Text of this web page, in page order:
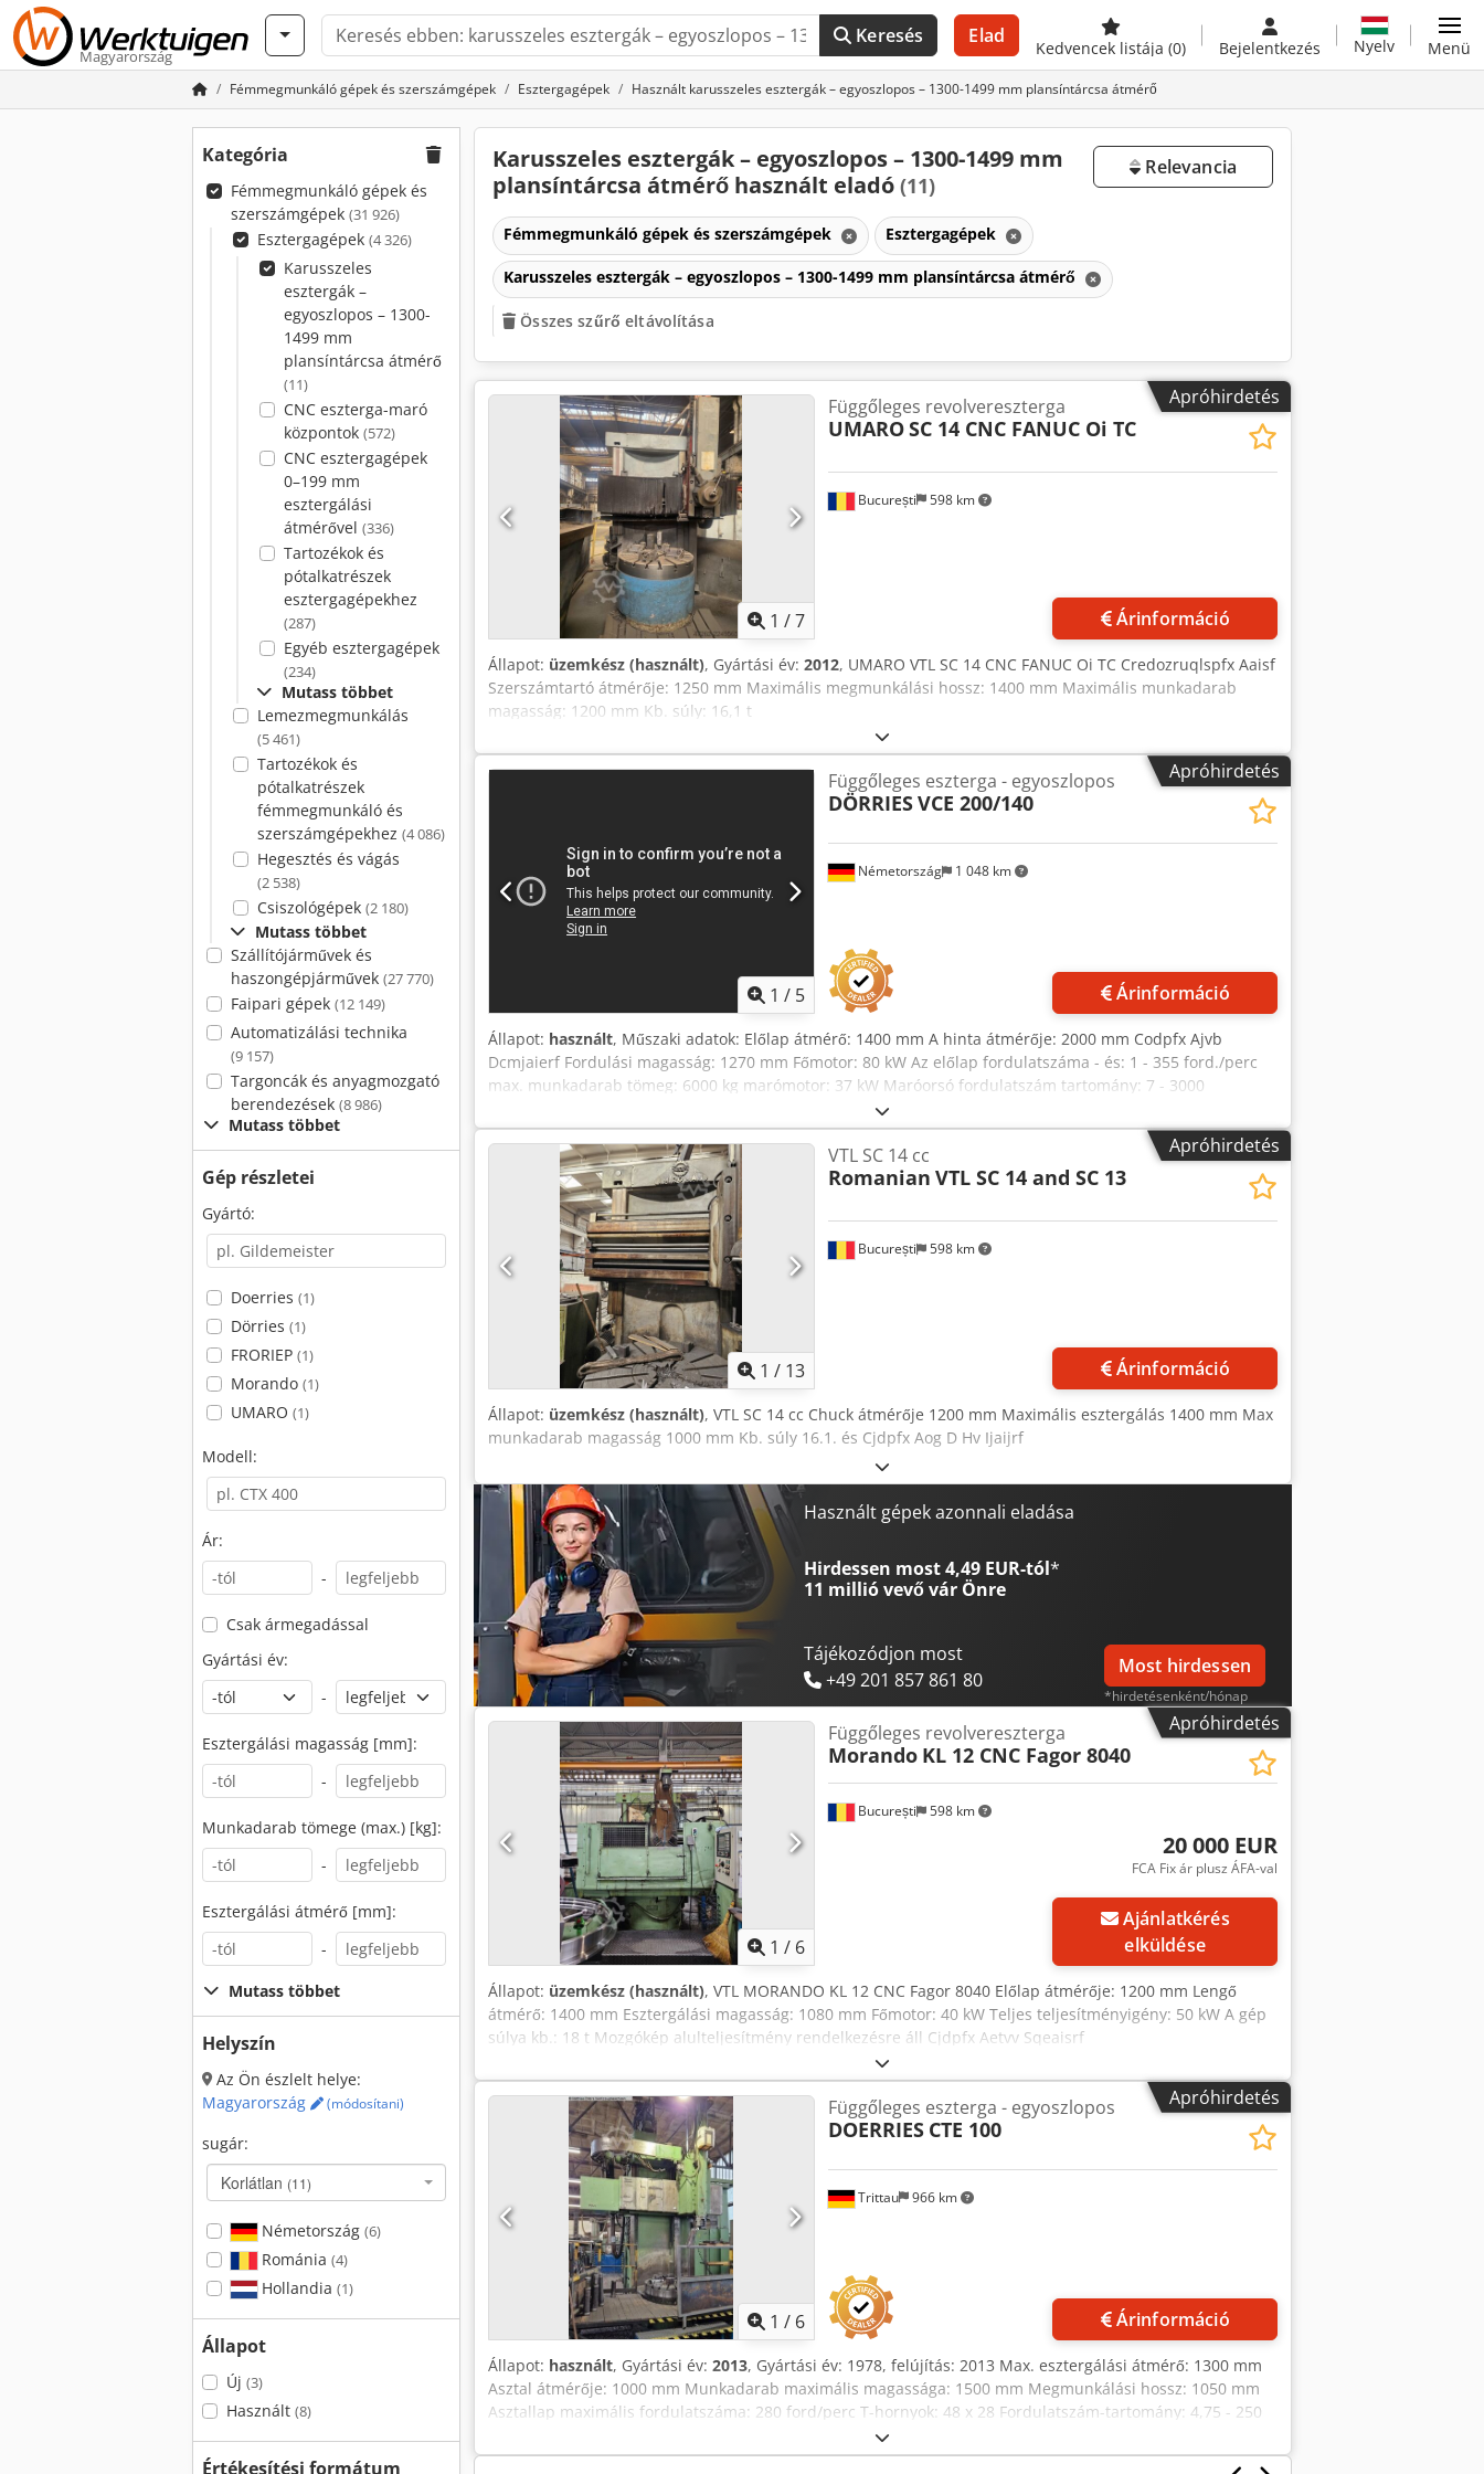
Magyarország
Keresés Elad
Kedvencek listája (0) Bejelentkezés Nyelv Menü
Fémmegmunkáló gépek és szerszámgépek Esztergagépek Használt karusszeles esztergák – egyoszlopos – 1300-1499 mm plansíntárcsa átmérő
Kategória
Fémmegmunkáló gépek és
szerszámgépek (31 926)
Esztergagépek (4 326)
Karusszeles
esztergák –
egyoszlopos – 1300-
1499 mm
plansíntárcsa átmérő
(11)
CNC eszterga-maró
központok (572)
CNC esztergagépek
0–199 mm
esztergálási
átmérővel (336)
Tartozékok és
pótalkatrészek
esztergagépekhez
(287)
Egyéb esztergagépek
(234)
Mutass többet
Lemezmegmunkálás
(5 461)
Tartozékok és
pótalkatrészek
fémmegmunkáló és
szerszámgépekhez (4 086)
Hegesztés és vágás
(2 538)
Csiszológépek (2 180)
Mutass többet
Szállítójárművek és
haszongépjárművek (27 770)
Faipari gépek (12 149)
Automatizálási technika
(9 157)
Targoncák és anyagmozgató
berendezések (8 986)
Mutass többet
Gép részletei
Gyártó:
Doerries (1)
Dörries (1)
FRORIEP (1)
Morando (1)
UMARO (1)
Modell:
Ár:
-
Csak ármegadással
Gyártási év:
-
Esztergálási magasság [mm]:
-
Munkadarab tömege (max.) [kg]:
-
Esztergálási átmérő [mm]:
-
Mutass többet
Helyszín
Az Ön észlelt helye:
Magyarország
(módosítani)
sugár:
Korlátlan (11)
Németország (6)
Románia (4)
Hollandia (1)
Állapot
Új (3)
Használt (8)
Értékesítési formátum
Karusszeles esztergák – egyoszlopos – 1300-1499 mm
plansíntárcsa átmérő használt eladó (11)
Relevancia
Fémmegmunkáló gépek és szerszámgépek Esztergagépek
Karusszeles esztergák – egyoszlopos – 1300-1499 mm plansíntárcsa átmérő
Összes szűrő eltávolítása
Apróhirdetés
1 /7
București 598 km
Függőleges revolvereszterga
UMAROSC 14 CNC FANUC Oi TC
Árinformáció
Állapot: üzemkész (használt), Gyártási év: 2012, UMARO VTL SC 14 CNC FANUC Oi TC Credozruqlspfx Aaisf
Szerszámtartó átmérője: 1250 mm Maximális megmunkálási hossz: 1400 mm Maximális munkadarab
magasság: 1200 mm Kb. súly: 16,1 t
Apróhirdetés
1 / 5
Németország 1 048 km
Függőleges eszterga - egyoszlopos
DÖRRIESVCE 200/140
Árinformáció
Állapot: használt, Műszaki adatok: Előlap átmérő: 1400 mm A hinta átmérője: 2000 mm Codpfx Ajvb
Dcmjaierf Fordulási magasság: 1270 mm Főmotor: 80 kW Az előlap fordulatszáma - és: 1 - 355 ford./perc
max. munkadarab tömeg: 6000 kg marómotor: 37 kW Maróorsó fordulatszám tartomány: 7 - 3000
ford./perc Maróorsó kúpos: ISO 50 Keresztrúd állítás - függőleges: 800 (8 x 100 mm) mm A nyomószár
méretei: 240 x 240 mm Nyomólöket - max.: 1250 mm Gép súlya kb.: 50 tonna Teljes teljesítményigény: 133
kVA Helyigény kb.: 11 x 5 x 6,4 m A gyártó által 2008-ban felújított és korszerűsített gép CNC SIEMENS 840
D-vel automatikus 72 utas szerszámváltó C-tengely hajtású szerszámok Szög és egyenes szerszámtartók
CAPTO rögzítéssel hűtőfolyadék rendszer és forgácsszállító *
Apróhirdetés
1 / 13
București 598 km
VTL SC 14 cc
Romanian VTL SC 14 and SC 13
Árinformáció
Állapot: üzemkész (használt), VTL SC 14 cc Chuck átmérője 1200 mm Maximális esztergálás 1400 mm Max
munkadarab magasság 1000 mm Kb. súly 16.1. és Cjdpfx Aog D Hv Ijaijrf
Használt gépek azonnali eladása
Hirdessen most 4,49 EUR-tól*
11 millió vevővár Önre
Tájékozódjon most
+49 201 857 861 80
Most hirdessen
*hirdetésenként/hónap
Apróhirdetés
1 / 6
București 598 km
Függőleges revolvereszterga
Morando KL 12 CNC Fagor 8040
20 000 EUR
FCA Fix ár plusz ÁFA-val
Ajánlatkérés
elküldése
Állapot: üzemkész (használt), VTL MORANDO KL 12 CNC Fagor 8040 Előlap átmérője: 1200 mm Lengő
átmérő: 1400 mm Esztergálási magasság: 1080 mm Főmotor: 40 kW Teljes teljesítményigény: 50 kW A gép
súlya kb.: 18 t Mozgókép alulteljesítmény rendelkezésre áll Cjdpfx Aetvv Sqeaisrf
Apróhirdetés
1 / 6
Trittau 966 km
Függőleges eszterga - egyoszlopos
DOERRIES CTE 100
Árinformáció
Állapot: használt, Gyártási év: 2013, Gyártási év: 1978, felújítás: 2013 Max. esztergálási átmérő: 1300 mm
Asztal átmérője: 1000 mm Munkadarab maximális magassága: 1500 mm Megmunkálási hossz: 1050 mm
Asztallap maximális fordulatszáma: 280 ford/perc T-hornyok: 48 x 28 Fordulatszám-tartomány: 4,75 - 250
ford/perc Gyorsjárat: 6000 mm/perc A gép véleményünk szerint jó használt állapotban van, és előzetes
egyeztetés után feszültség alatt megtekinthető. Gyártási év: 1978 / Felújítás: 2013 Pontossági osztály: IT7